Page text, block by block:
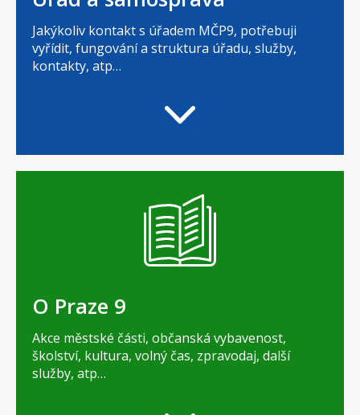
Jakýkoliv kontakt s úřadem MČP9, potřebuji
vyřídit, fungování a struktura úřadu, služby,
kontakty, atp…
O Praze 9
Akce městské části, občanská vybavenost,
školství, kultura, volný čas, zpravodaj, další
služby, atp…